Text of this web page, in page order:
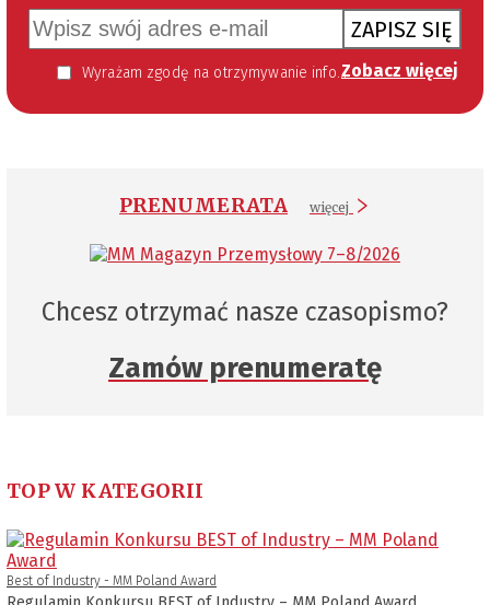
ZAPISZ SIĘ
Wyrażam zgodę na otrzymywanie informacji handlowej kierowanej do mnie za pomocą środków komunikacji elektronicznej w szczególności poczty elektronicznej zgodnie z przepisem art. 10 ust 2 ustawy z dnia 18 lipca 2002 roku o świadczeniu usług drogą elektroniczną (Dz. U. 144 z 2002 r. poz. 1204). Zgoda jest dobrowolna, jednak jej wyrażenie jest konieczne, aby otrzymywać newsletter. Zobacz więcej
PRENUMERATA więcej
Chcesz otrzymać nasze czasopismo?
Zamów prenumeratę
TOP W KATEGORII
Best of Industry - MM Poland Award